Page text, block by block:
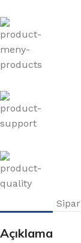
Açıklama